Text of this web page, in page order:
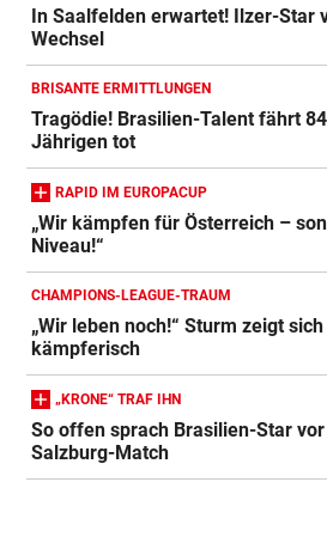
In Saalfelden erwartet! Ilzer-Star
Wechsel
BRISANTE ERMITTLUNGEN
Tragödie! Brasilien-Talent fährt
Jährigen tot
RAPID IM EUROPACUP
„Wir kämpfen für Österreich –
Niveau!“
CHAMPIONS-LEAGUE-TRAUM
„Wir leben noch!“ Sturm zeigt sich
kämpferisch
„KRONE“ TRAF IHN
So offen sprach Brasilien-Star vor
Salzburg-Match